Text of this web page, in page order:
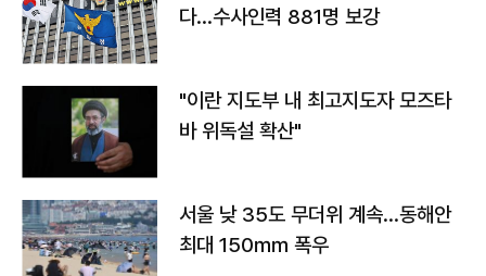
다…수사인력 881명 보강
"이란 지도부 내 최고지도자 모즈타
바 위독설 확산"
서울 낮 35도 무더위 계속…동해안
최대 150㎜ 폭우